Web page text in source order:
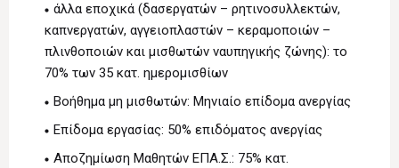
άλλα εποχικά (δασεργατών – ρητινοσυλλεκτών,
καπνεργατών, αγγειοπλαστών – κεραμοποιών –
πλινθοποιών και μισθωτών ναυπηγικής ζώνης): το
70% των 35 κατ. ημερομισθίων
Βοήθημα μη μισθωτών: Μηνιαίο επίδομα ανεργίας
Επίδομα εργασίας: 50% επιδόματος ανεργίας
Αποζημίωση Μαθητών ΕΠΑ.Σ.: 75% κατ.